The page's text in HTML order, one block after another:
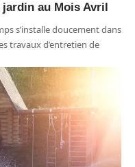
au Mois Avril
s’installe doucement dans
travaux d’entretien de